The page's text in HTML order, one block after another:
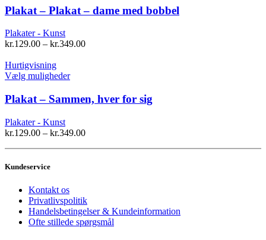
har
flere
Mulighederne
på
varesiden
Plakat – Plakat – dame med bobbel
Plakater - Kunst
kr.129.00 – kr.349.00
Hurtigvisning
Vælg mulighederDette
har
flere
Mulighederne
kan
vælges
Plakat – Sammen, hver for sig
Plakater - Kunst
kr.129.00 – kr.349.00
Kundeservice
Kontakt os
Privatlivspolitik
Handelsbetingelser & Kundeinformation
Ofte stillede spørgsmål